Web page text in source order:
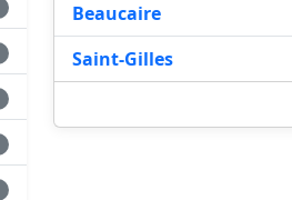
Beaucaire
Saint-Gilles